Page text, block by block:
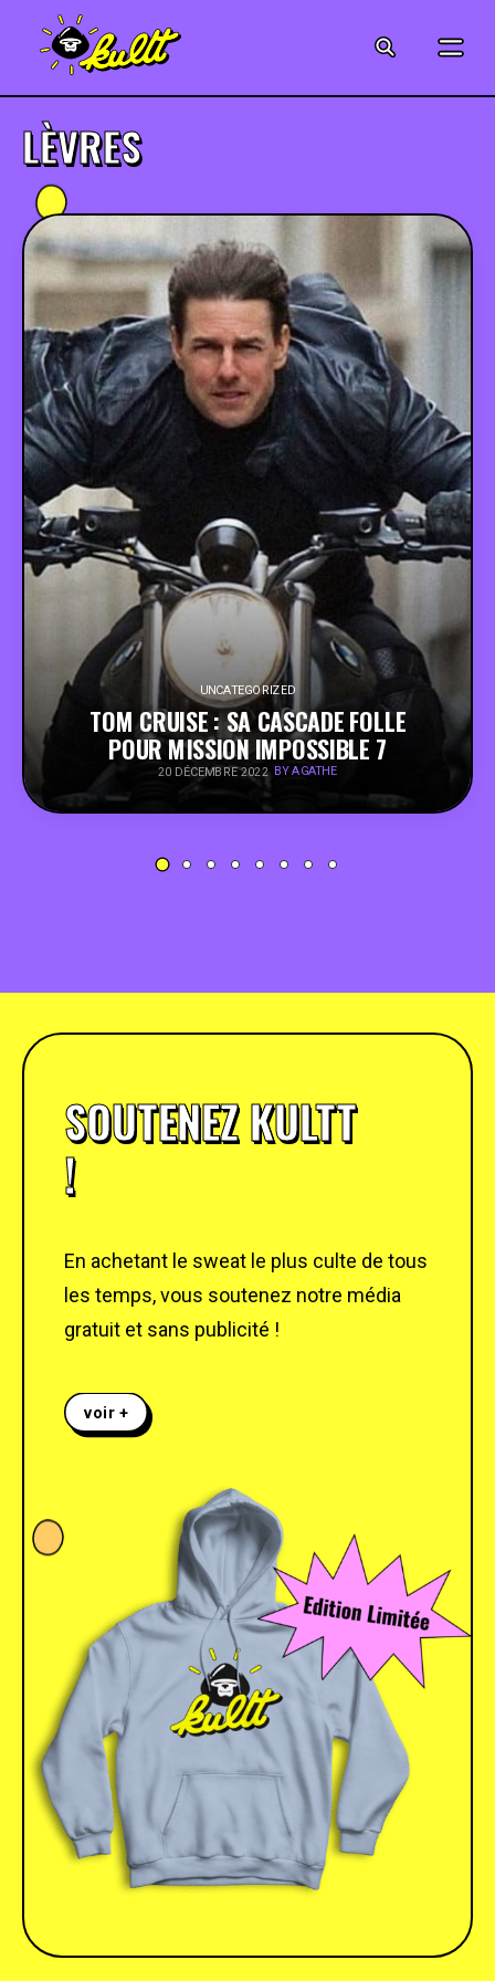
MUSIQUE
CRÉATION
ART
JEUX-VIDÉO
PEOPLE
FOOD
BONS PLANS
SOUTENEZ KULTT
LÈVRES
UNCATEGORIZED
TOM CRUISE : SA CASCADE FOLLE
POUR MISSION IMPOSSIBLE 7
20 DÉCEMBRE 2022 BY AGATHE
SOUTENEZ KULTT
!
En achetant le sweat le plus culte de tous
les temps, vous soutenez notre média
gratuit et sans publicité !
voir +